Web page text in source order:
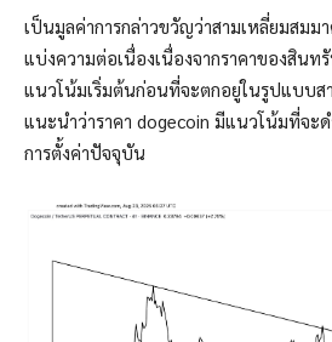
เป็นมูลค่าการกล่าวขวัญว่าสามเหลี่ยมสมม
แบ่งความต่อเนื่องเนื่องจากราคาของสินท
แนวโน้มเริ่มต้นก่อนที่จะตกอยู่ในรูปแบบส
แนะนำว่าราคา dogecoin มีแนวโน้มที่จะ
การตั้งค่าปัจจุบัน